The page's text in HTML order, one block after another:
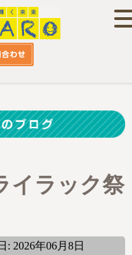
イラック祭
: 2026年06月8日